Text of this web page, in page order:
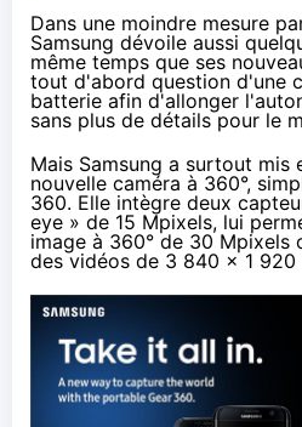
Dans une moindre mesure
Samsung dévoile aussi
même temps que ses
tout d'abord question d'une
batterie afin d'allonger
sans plus de détails pour le
Mais Samsung a surtout mis
nouvelle caméra à 360°,
360. Elle intègre deux
eye » de 15 Mpixels, lui
image à 360° de 30 Mpixels
des vidéos de 3 840 x 1 920